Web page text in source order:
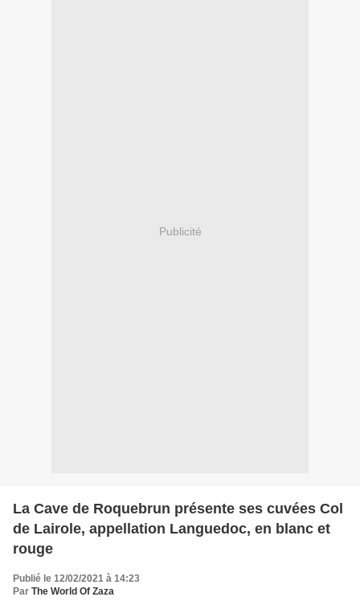
Publicité
La Cave de Roquebrun présente ses cuvées Col
de Lairole, appellation Languedoc, en blanc et
rouge
Publié le 12/02/2021 à 14:23
Par The World Of Zaza